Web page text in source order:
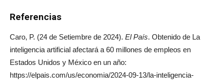
Referencias
Caro, P. (24 de Setiembre de 2024). El País. Obtenido de La
inteligencia artificial afectará a 60 millones de empleos en
Estados Unidos y México en un año:
https://elpais.com/us/economia/2024-09-13/la-inteligencia-